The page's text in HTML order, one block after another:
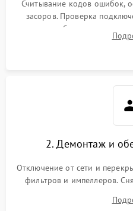
Считывание кодов ошибок,
засоров. Проверка
жалоб на отсутствие
разбрызгивателей или
2. Демонтаж и
Отключение от сети и
фильтров и импеллеров.
циркуляционному